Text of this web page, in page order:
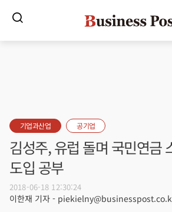
기업과산업 공기업
김성주, 유럽 돌며 국민연금
도입 공부
2018-06-18 12:30:24
이한재 기자 -